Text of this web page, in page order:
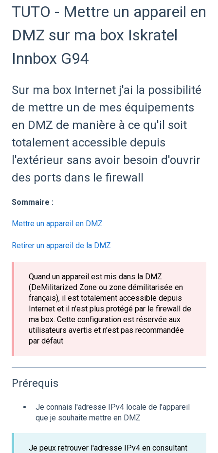
TUTO - Mettre un appareil en
DMZ sur ma box Iskratel
Innbox G94
Sur ma box Internet j'ai la possibilité
de mettre un de mes équipements
en DMZ de manière à ce qu'il soit
totalement accessible depuis
l'extérieur sans avoir besoin d'ouvrir
des ports dans le firewall
Sommaire :
Mettre un appareil en DMZ
Retirer un appareil de la DMZ
Quand un appareil est mis dans la DMZ
(DeMilitarized Zone ou zone démilitarisée en
français), il est totalement accessible depuis
Internet et il n'est plus protégé par le firewall de
ma box. Cette configuration est réservée aux
utilisateurs avertis et n'est pas recommandée
par défaut
Prérequis
Je connais l'adresse IPv4 locale de l'appareil
que je souhaite mettre en DMZ
Je peux retrouver l'adresse IPv4 en consultant